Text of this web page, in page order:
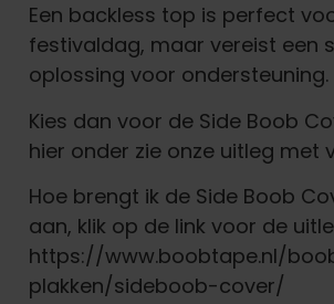
Een backless top is perfect
festivaldag, maar vereist een
oplossing voor ondersteuning.
Kies dan voor de Side Boob
hier onder zie onze uitleg met
Hoe brengt ik de Side Boob
aan, klik op de link voor de
https://www.boobtape.nl/
plakken/sideboob-cover/